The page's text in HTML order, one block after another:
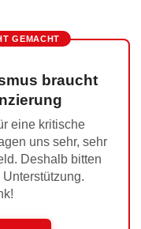
GEMACHT
braucht
eine kritische
uns sehr, sehr
Deshalb bitten